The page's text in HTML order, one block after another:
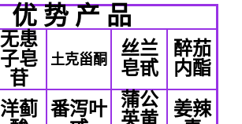
优 势 产 品
无患
子皂
苷
土克甾酮
丝兰
皂甙
醉茄
内酯
洋蓟
番泻叶
蒲公
英黄
姜辣